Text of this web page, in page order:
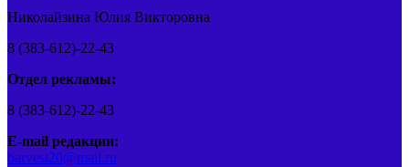
Николайзина Юлия Викторовна
8 (383-612)-22-43
Отдел рекламы:
8 (383-612)-22-43
E-mail редакции:
barvest20@mail.ru